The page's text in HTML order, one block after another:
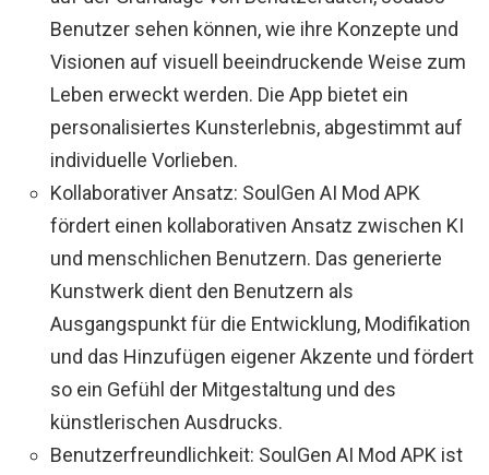
Benutzer sehen können, wie ihre Konzepte und
Visionen auf visuell beeindruckende Weise zum
Leben erweckt werden. Die App bietet ein
personalisiertes Kunsterlebnis, abgestimmt auf
individuelle Vorlieben.
Kollaborativer Ansatz: SoulGen AI Mod APK
fördert einen kollaborativen Ansatz zwischen KI
und menschlichen Benutzern. Das generierte
Kunstwerk dient den Benutzern als
Ausgangspunkt für die Entwicklung, Modifikation
und das Hinzufügen eigener Akzente und fördert
so ein Gefühl der Mitgestaltung und des
künstlerischen Ausdrucks.
Benutzerfreundlichkeit: SoulGen AI Mod APK ist